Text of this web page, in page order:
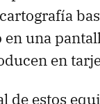
una
en
de estos